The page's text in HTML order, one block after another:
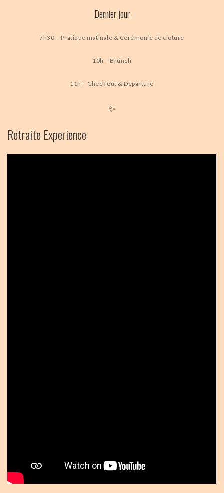
Dernier jour
7h30 – Pratique matinale & Cérémonie de cloture
10h – Brunch
11h – Check out & Departure
✨
Retraite Experience